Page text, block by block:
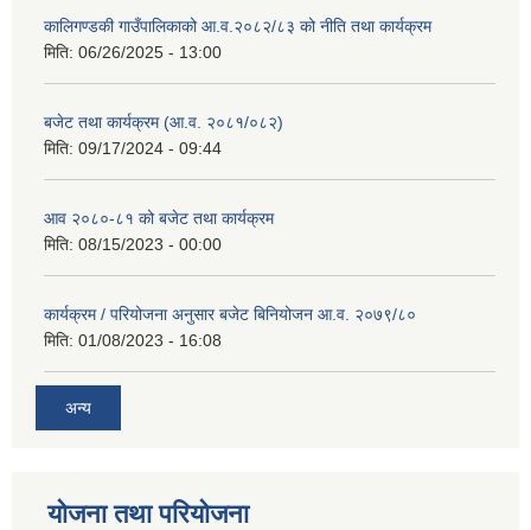
कालिगण्डकी गाउँपालिकाको आ.व.२०८२/८३ को नीति तथा कार्यक्रम
मिति: 06/26/2025 - 13:00
बजेट तथा कार्यक्रम (आ.व. २०८१/०८२)
मिति: 09/17/2024 - 09:44
आव २०८०-८१ को बजेट तथा कार्यक्रम
मिति: 08/15/2023 - 00:00
कार्यक्रम / परियोजना अनुसार बजेट बिनियोजन आ.व. २०७९/८०
मिति: 01/08/2023 - 16:08
अन्य
योजना तथा परियोजना